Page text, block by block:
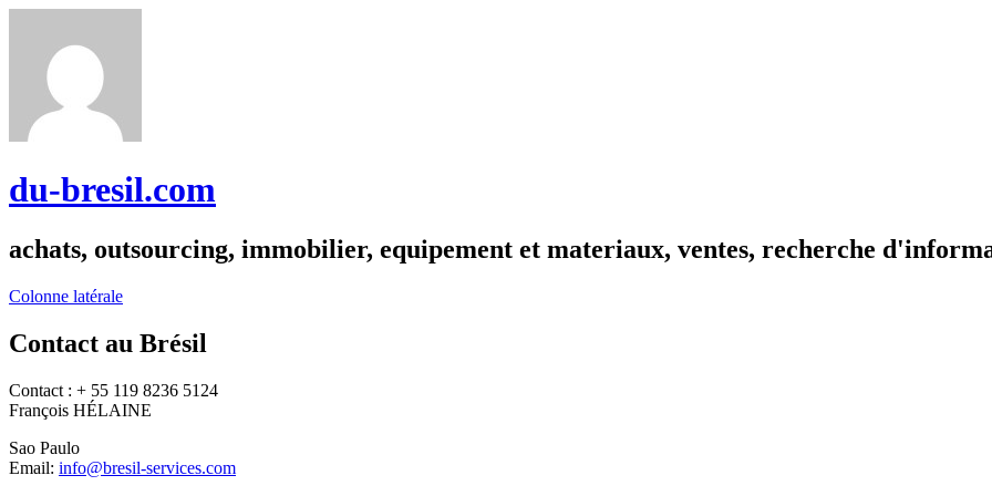
du-bresil.com
achats, outsourcing, immobilier, equipement et materiaux, ventes, recherche
Colonne latérale
Contact au Brésil
Contact : + 55 119 8236 5124
François HÉLAINE
Sao Paulo
Email: info@bresil-services.com